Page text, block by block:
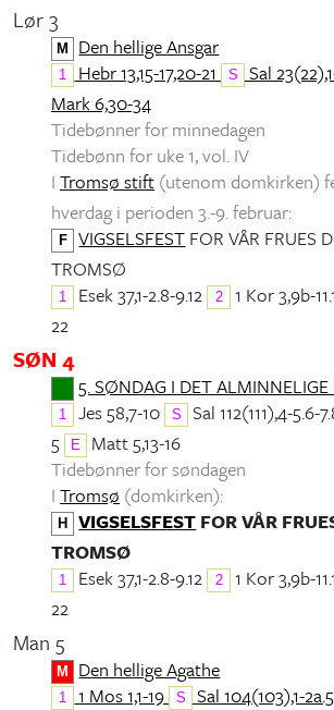
Lør 3
M Den hellige Ansgar
1 Hebr 13,15-17,20-21 S Sal
Mark 6,30-34
Tidebønner for minnedagen
Tidebønn for uke 1, vol. IV
I Tromsø stift (utenom domkirken)
hverdag i perioden 3.-9. februar:
F VIGSELSFEST FOR VÅR FRUES
TROMSØ
1 Esek 37,1-2.8-9.12 2 1 Kor 3,9b-
22
SØN 4
5. SØNDAG I DET ALMINNELIGE
1 Jes 58,7-10 S Sal 112(111),4-5.6-
5
E
Matt 5,13-16
Tidebønner for søndagen
I Tromsø (domkirken):
H VIGSELSFEST FOR VÅR
TROMSØ
1 Esek 37,1-2.8-9.12 2 1 Kor 3,9b-
22
Man 5
M Den hellige Agathe
1 1 Mos 1,1-19 S Sal 104(103),1-